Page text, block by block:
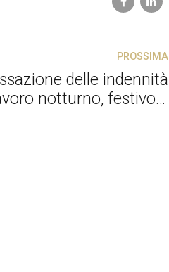
PROSSIMA
delle indennità
notturno, festivo e